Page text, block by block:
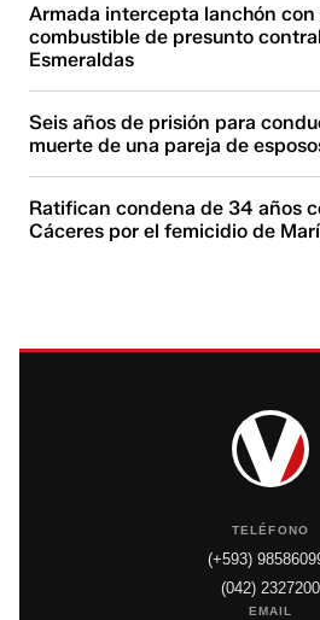
Armada intercepta lanchón
combustible de presunto
Esmeraldas
Seis años de prisión para
muerte de una pareja de
Ratifican condena de 34 años
Cáceres por el femicidio de
TELÉFONO
(+593)
(042) 2327200
EMAIL